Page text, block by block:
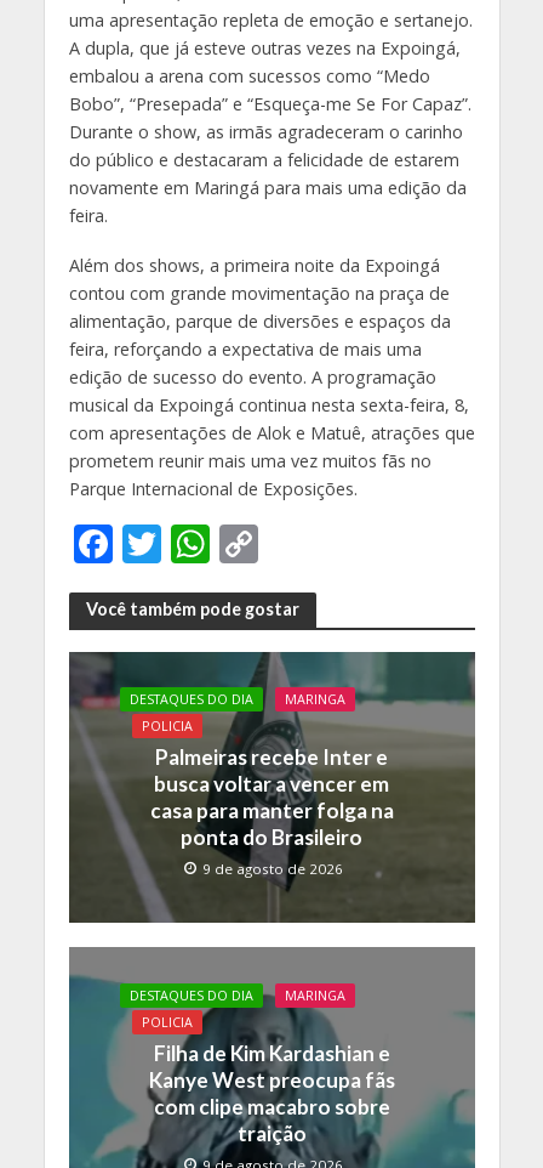
uma apresentação repleta de emoção e sertanejo.
A dupla, que já esteve outras vezes na Expoingá,
embalou a arena com sucessos como “Medo
Bobo”, “Presepada” e “Esqueça-me Se For Capaz”.
Durante o show, as irmãs agradeceram o carinho
do público e destacaram a felicidade de estarem
novamente em Maringá para mais uma edição da
feira.
Além dos shows, a primeira noite da Expoingá
contou com grande movimentação na praça de
alimentação, parque de diversões e espaços da
feira, reforçando a expectativa de mais uma
edição de sucesso do evento. A programação
musical da Expoingá continua nesta sexta-feira, 8,
com apresentações de Alok e Matuê, atrações que
prometem reunir mais uma vez muitos fãs no
Parque Internacional de Exposições.
F
ac
e
b
o
o
T
w
itt
er
W
h
at
s
A
p
p
C
o
p
y
Li
n
k
Você também pode gostar
DESTAQUES DO DIA
MARINGA
POLICIA
Palmeiras recebe Inter e
busca voltar a vencer em
casa para manter folga na
ponta do Brasileiro
9 de agosto de 2026
DESTAQUES DO DIA
MARINGA
POLICIA
Filha de Kim Kardashian e
Kanye West preocupa fãs
com clipe macabro sobre
traição